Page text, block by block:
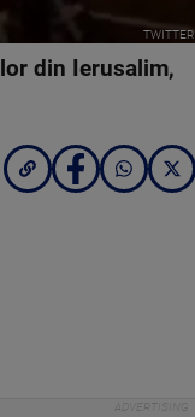
TWITTER
din Ierusalim,